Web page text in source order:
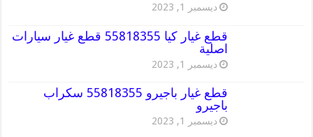
ديسمبر 1, 2023
قطع غيار كيا 55818355 قطع غيار سيارات
اصلية
ديسمبر 1, 2023
قطع غيار باجيرو 55818355 سكراب
باجيرو
ديسمبر 1, 2023